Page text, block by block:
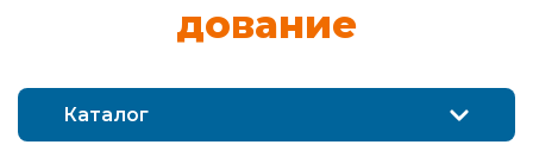
до­ва­ние
Каталог